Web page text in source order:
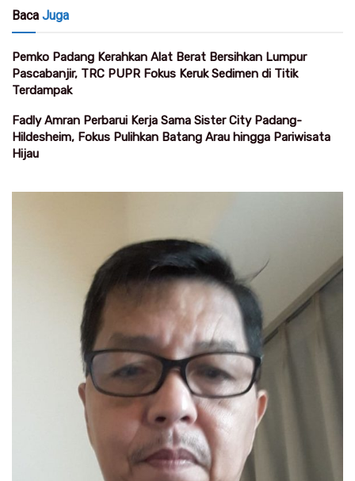
Baca Juga
Pemko Padang Kerahkan Alat Berat Bersihkan Lumpur
Pascabanjir, TRC PUPR Fokus Keruk Sedimen di Titik
Terdampak
Fadly Amran Perbarui Kerja Sama Sister City Padang-
Hildesheim, Fokus Pulihkan Batang Arau hingga Pariwisata
Hijau